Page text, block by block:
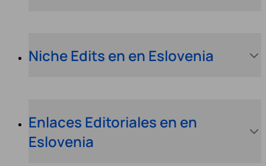
Niche Edits en en Eslovenia
Enlaces Editoriales en en
Eslovenia